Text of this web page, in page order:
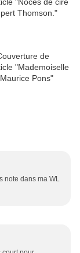
note dans ma WL